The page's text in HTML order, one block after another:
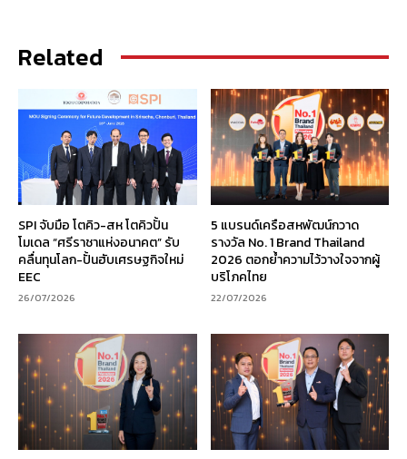
Related
SPI จับมือ โตคิว-สห โตคิวปั้น
โมเดล “ศรีราชาแห่งอนาคต” รับ
คลื่นทุนโลก-ปั้นฮับเศรษฐกิจใหม่
EEC
26/07/2026
5 แบรนด์เครือสหพัฒน์กวาด
รางวัล No. 1 Brand Thailand
2026 ตอกย้ำความไว้วางใจจากผู้
บริโภคไทย
22/07/2026